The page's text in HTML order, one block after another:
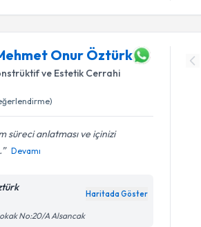
Onur Öztürk
ve Estetik Cerrahi
süreci anlatması ve içinizi
Devamı
Haritada Göster
No:20/A Alsancak